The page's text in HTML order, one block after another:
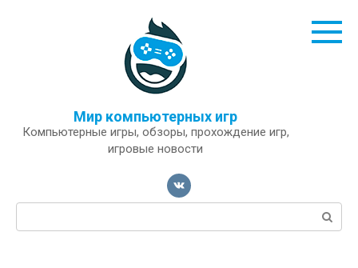
Мир компьютерных игр
Компьютерные игры, обзоры, прохождение игр,
игровые новости
Поиск: